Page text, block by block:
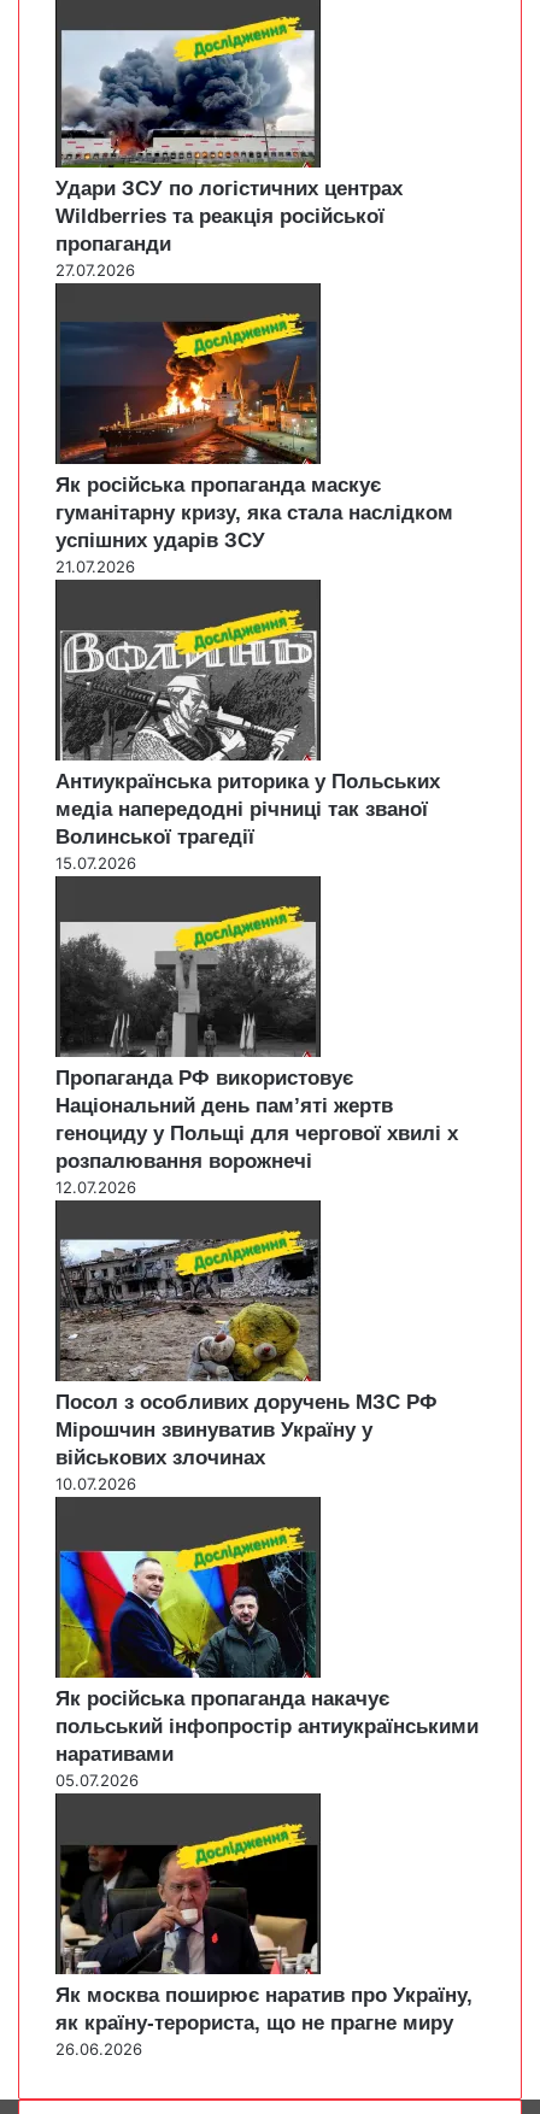
Удари ЗСУ по логістичних центрах
Wildberries та реакція російської
пропаганди
27.07.2026
Як російська пропаганда маскує
гуманітарну кризу, яка стала наслідком
успішних ударів ЗСУ
21.07.2026
Антиукраїнська риторика у Польських
медіа напередодні річниці так званої
Волинської трагедії
15.07.2026
Пропаганда РФ використовує
Національний день пам’яті жертв
геноциду у Польщі для чергової хвилі х
розпалювання ворожнечі
12.07.2026
Посол з особливих доручень МЗС РФ
Мірошчин звинуватив Україну у
військових злочинах
10.07.2026
Як російська пропаганда накачує
польський інфопростір антиукраїнськими
наративами
05.07.2026
Як москва поширює наратив про Україну,
як країну-терориста, що не прагне миру
26.06.2026